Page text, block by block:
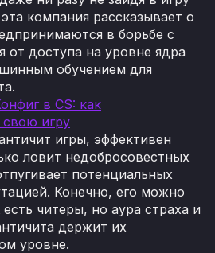
компания рассказывает о
в борьбе с
от доступа на уровне ядра
обучением для
в CS: как
свою игру
игры, эффективен
ловит недобросовестных
потенциальных
Конечно, его можно
читеры, но аура страха и
держит их
уровне.